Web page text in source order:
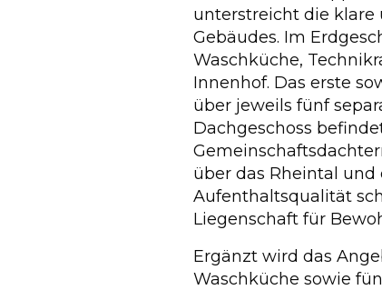
unterstreicht die klare
Gebäudes. Im
Waschküche,
Innenhof. Das erste
über jeweils fünf
Dachgeschoss
über das Rheintal
Aufenthaltsqualität
Liegenschaft für
Ergänzt wird das
Waschküche sowie